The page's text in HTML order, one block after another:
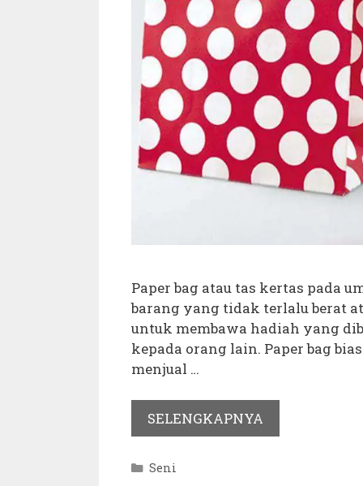
Paper bag atau tas kertas pada
barang yang tidak terlalu berat
untuk membawa hadiah yang
kepada orang lain. Paper bag
menjual …
SELENGKAPNYA
Kategori
Seni